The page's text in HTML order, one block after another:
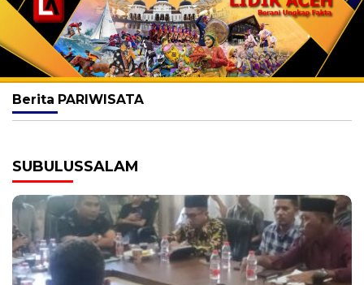
Berita PARIWISATA
SUBULUSSALAM